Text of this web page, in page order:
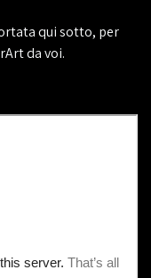
qui sotto, per
da voi.